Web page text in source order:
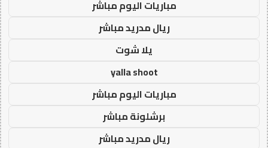
مباريات اليوم مباشر
ريال مدريد مباشر
يلا شوت
yalla shoot
مباريات اليوم مباشر
برشلونة مباشر
ريال مدريد مباشر